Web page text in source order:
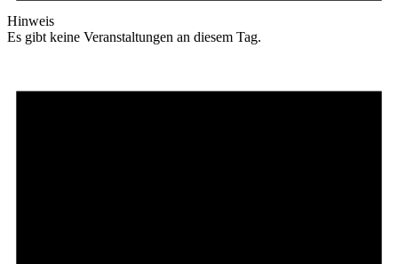
Hinweis
Es gibt keine Veranstaltungen an diesem Tag.